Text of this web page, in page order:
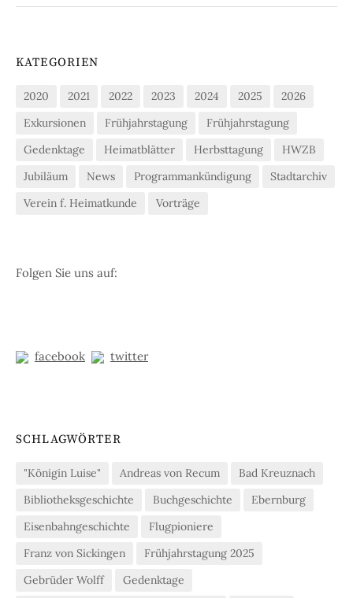
KATEGORIEN
2020 2021 2022 2023 2024 2025
2026
Exkursionen
Frühjahrstagung
Frühjahrstagung
Gedenktage
Heimatblätter Herbsttagung
HWZB
Jubiläum
News Programmankündigung
Stadtarchiv
Verein f. Heimatkunde
Vorträge
Folgen Sie uns auf:
facebook twitter
SCHLAGWÖRTER
"Königin Luise" Andreas von Recum
Bad Kreuznach
Bibliotheksgeschichte
Buchgeschichte
Ebernburg
Eisenbahngeschichte
Flugpioniere
Franz von Sickingen
Frühjahrstagung 2025
Gebrüder Wolff
Gedenktage